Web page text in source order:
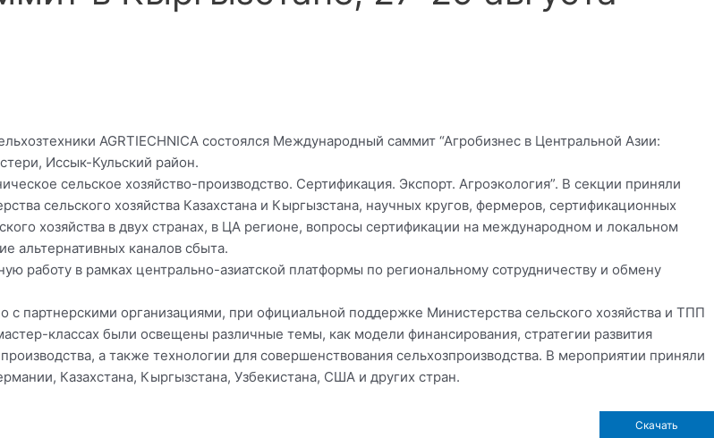
AGRTIECHNICA состоялся Международный саммит “Агробизнес в Центральной Азии:
Иссык-Кульский район.
сельское хозяйство-производство. Сертификация. Экспорт. Агроэкология”. В секции приняли
сельского хозяйства Казахстана и Кыргызстана, научных кругов, фермеров, сертификационных
хозяйства в двух странах, в ЦА регионе, вопросы сертификации на международном и локальном
альтернативных каналов сбыта.
работу в рамках центрально-азиатской платформы по региональному сотрудничеству и обмену
партнерскими организациями, при официальной поддержке Министерства сельского хозяйства и ТПП
классах были освещены различные темы, как модели финансирования, стратегии развития
а также технологии для совершенствования сельхозпроизводства. В мероприятии приняли
Казахстана, Кыргызстана, Узбекистана, США и других стран.
Скачать